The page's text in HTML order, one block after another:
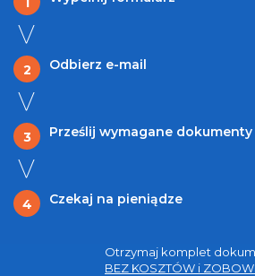
2 Odbierz e-mail
3 Prześlij wymagane dokumenty
4 Czekaj na pieniądze
Otrzymaj komplet
BEZ KOSZTÓW i